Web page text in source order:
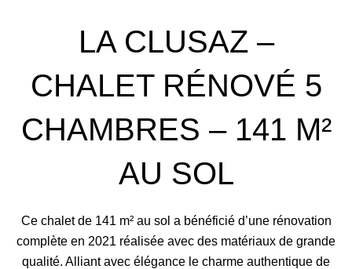
LA CLUSAZ –
CHALET RÉNOVÉ 5
CHAMBRES – 141 M²
AU SOL
Ce chalet de 141 m² au sol a bénéficié d’une rénovation
complète en 2021 réalisée avec des matériaux de grande
qualité. Alliant avec élégance le charme authentique de